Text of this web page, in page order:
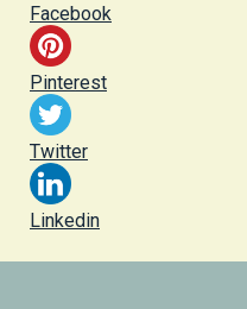
Facebook
Pinterest
Twitter
Linkedin